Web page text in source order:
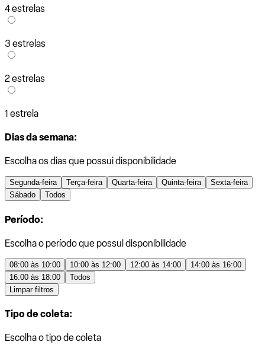
4 estrelas
3 estrelas
2 estrelas
1 estrela
Dias da semana:
Escolha os dias que possui disponibilidade
Segunda-feira Terça-feira Quarta-feira Quinta-feira
Sexta-feira
Sábado
Todos
Período:
Escolha o período que possui disponibilidade
08:00 às 10:00 10:00 às 12:00 12:00 às 14:00
14:00 às 16:00
16:00 às 18:00
Todos
Limpar filtros
Tipo de coleta:
Escolha o tipo de coleta